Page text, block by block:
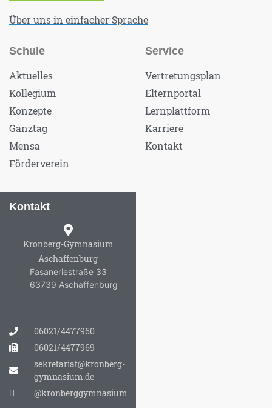
Über uns in einfacher Sprache
Schule
Aktuelles
Kollegium
Konzepte
Ganztag
Mensa
Förderverein
Service
Vertretungsplan
Elternportal
Lernplattform
Karriere
Kontakt
Kontakt
Kronberg-Gymnasium
Aschaffenburg
Fasaneriestraße 33
63739 Aschaffenburg
06021/4477960
06021/4477969
sekretariat@kronberg-
gymnasium.de
@kronberggymnasium